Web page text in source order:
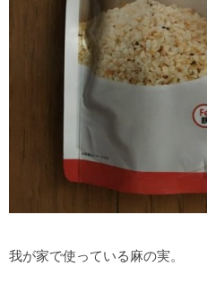
我が家で使っている麻の実。